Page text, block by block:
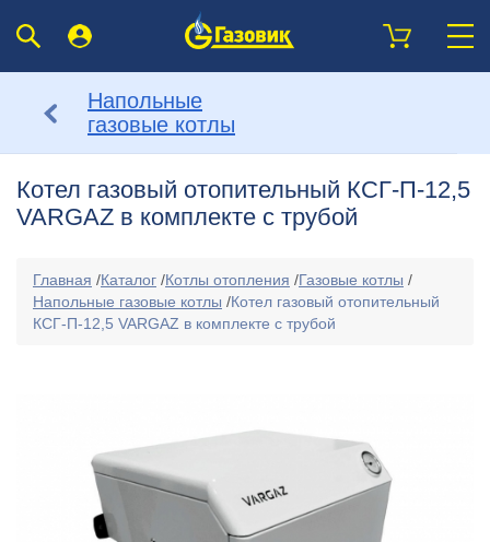
Напольные
газовые котлы
Котел газовый отопительный КСГ-П-12,5
VARGAZ в комплекте с трубой
Главная /Каталог /Котлы отопления /Газовые котлы /
Напольные газовые котлы /Котел газовый отопительный
КСГ-П-12,5 VARGAZ в комплекте с трубой